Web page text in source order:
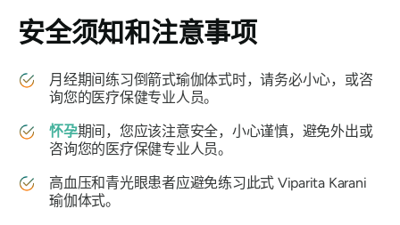
安全须知和注意事项
月经期间练习倒箭式瑜伽体式时，请务必小心，或咨
询您的医疗保健专业人员。
怀孕期间，您应该注意安全，小心谨慎，避免外出或
咨询您的医疗保健专业人员。
高血压和青光眼患者应避免练习此式 Viparita Karani
瑜伽体式。